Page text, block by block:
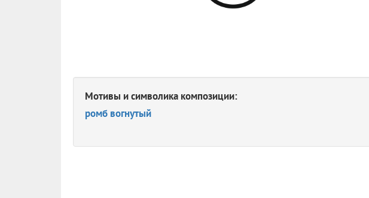
Мотивы и символика композиции:
ромб вогнутый